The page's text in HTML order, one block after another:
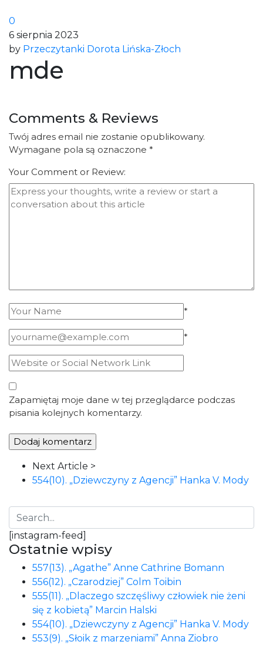
0
6 sierpnia 2023
by Przeczytanki Dorota Lińska-Złoch
mde
Comments & Reviews
Twój adres email nie zostanie opublikowany.
Wymagane pola są oznaczone *
Your Comment or Review:
*
*
Zapamiętaj moje dane w tej przeglądarce podczas
pisania kolejnych komentarzy.
Article
Navigation
Next Article >
554(10). „Dziewczyny z Agencji” Hanka V. Mody
[instagram-feed]
Ostatnie wpisy
557(13). „Agathe” Anne Cathrine Bomann
556(12). „Czarodziej” Colm Toibin
555(11). „Dlaczego szczęśliwy człowiek nie żeni
się z kobietą” Marcin Halski
554(10). „Dziewczyny z Agencji” Hanka V. Mody
553(9). „Słoik z marzeniami” Anna Ziobro